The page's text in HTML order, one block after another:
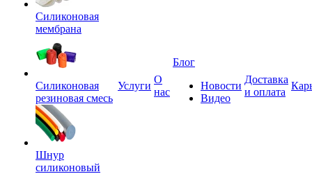
Силиконовая
мембрана
Силиконовая
резиновая смесь
Шнур
силиконовый
Услуги
О
нас
Блог
Новости
Видео
Доставка
и оплата